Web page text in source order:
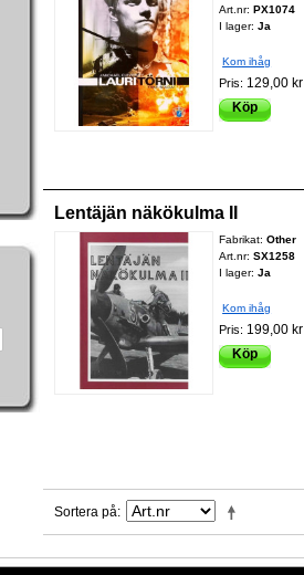
Art.nr:PX1074
I lager: Ja
Kom ihåg
Pris: 129,00 kr
Köp
Lentäjän näkökulma II
Fabrikat:Other
Art.nr:SX1258
I lager: Ja
Kom ihåg
Pris: 199,00 kr
Köp
Sortera på